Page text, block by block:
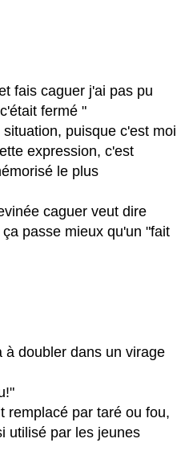
fais caguer j'ai pas pu
fermé "
puisque c'est moi
expression, c'est
le plus
caguer veut dire
passe mieux qu'un "fait
à doubler dans un virage
remplacé par taré ou fou,
utilisé par l es jeunes